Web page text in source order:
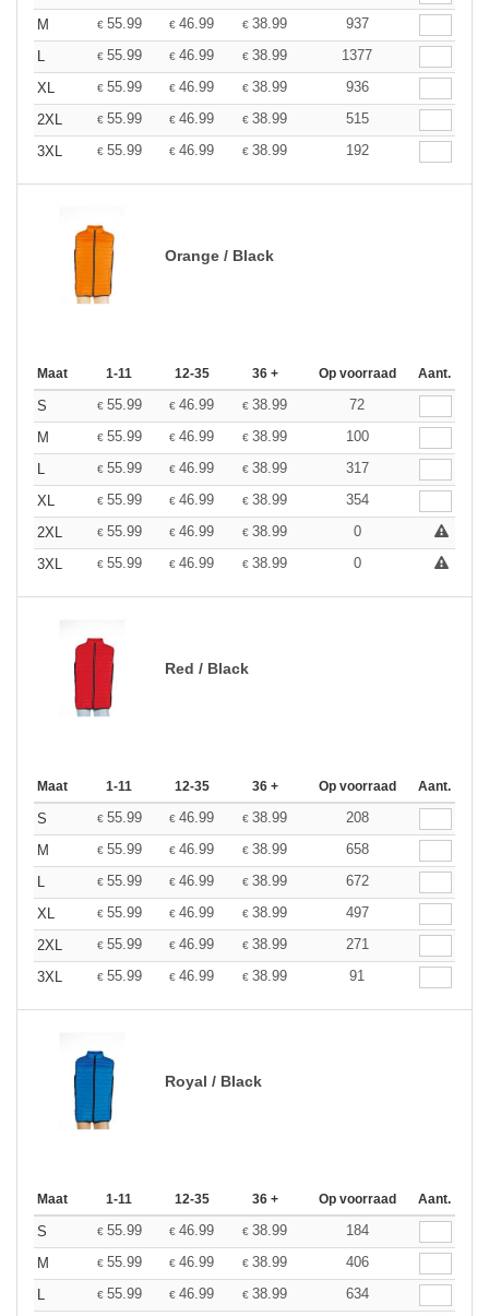
M
€ 55.99 € 46.99 € 38.99
937
L
€ 55.99 € 46.99 € 38.99
1377
XL
€ 55.99 € 46.99 € 38.99
936
2XL
€ 55.99 € 46.99 € 38.99
515
3XL
€ 55.99 € 46.99 € 38.99 192
Orange / Black
Maat 1-11 12-35 36 + Op voorraad Aant.
S € 55.99 € 46.99 € 38.99
72
M
€ 55.99 € 46.99 € 38.99
100
L
€ 55.99 € 46.99 € 38.99
317
XL
€ 55.99 € 46.99 € 38.99
354
2XL
€ 55.99 € 46.99 € 38.99
0
3XL
€ 55.99 € 46.99 € 38.99 0
Red / Black
Maat 1-11 12-35 36 + Op voorraad Aant.
S € 55.99 € 46.99 € 38.99
208
M
€ 55.99 € 46.99 € 38.99
658
L
€ 55.99 € 46.99 € 38.99
672
XL
€ 55.99 € 46.99 € 38.99
497
2XL
€ 55.99 € 46.99 € 38.99
271
3XL
€ 55.99 € 46.99 € 38.99 91
Royal / Black
Maat 1-11 12-35 36 + Op voorraad Aant.
S € 55.99 € 46.99 € 38.99
184
M
€ 55.99 € 46.99 € 38.99
406
L
€ 55.99 € 46.99 € 38.99
634